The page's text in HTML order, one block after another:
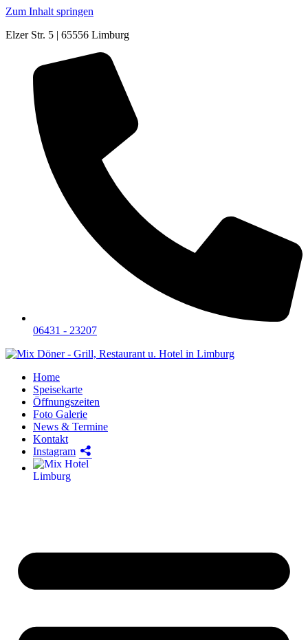
Zum Inhalt springen
Elzer Str. 5 | 65556 Limburg
06431 - 23207
Home
Speisekarte
Öffnungszeiten
Foto Galerie
News & Termine
Kontakt
Instagram
Hotel